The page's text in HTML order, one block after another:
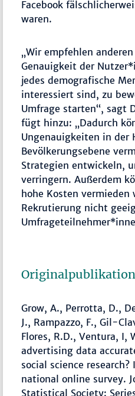
Facebook
waren.
„Wir empfehlen
Genauigkeit der
jedes demografische
interessiert sind, zu
Umfrage starten“, sagt
fügt hinzu: „Dadurch
Ungenauigkeiten in der
Bevölkerungsebene
Strategien entwickeln,
verringern. Außerdem
hohe Kosten vermieden
Rekrutierung nicht
Originalpublikation
Grow, A., Perrotta, D.,
J., Rampazzo, F., Gil-
Flores, R.D., Ventura, I,
advertising data
social science
national online survey.
Statistical Society: